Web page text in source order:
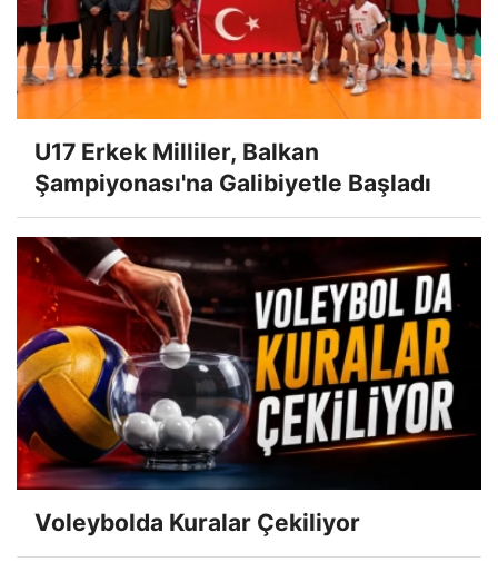
U17 Erkek Milliler, Balkan
Şampiyonası'na Galibiyetle Başladı
Voleybolda Kuralar Çekiliyor